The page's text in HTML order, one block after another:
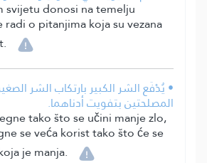
svijetu donosi na temelju
radi o pitanjima koja su vezana
• يُدْفَع الشر الكبير بارتكاب الشر
المصلحتين بتفويت أدناهما.
tako što se učini manje zlo,
se veća korist tako što će se
je manja.